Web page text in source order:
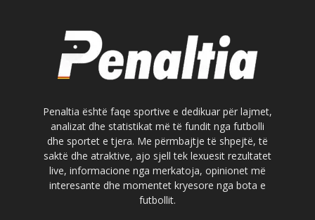
Penaltia është faqe sportive e dedikuar për lajmet,
analizat dhe statistikat më të fundit nga futbolli
dhe sportet e tjera. Me përmbajtje të shpejtë, të
saktë dhe atraktive, ajo sjell tek lexuesit rezultatet
live, informacione nga merkatoja, opinionet më
interesante dhe momentet kryesore nga bota e
futbollit.